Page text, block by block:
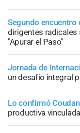
Segundo encuentro
dirigentes
"Apurar el Paso"
Jornada de
un desafío integral
Lo confirmó
productiva